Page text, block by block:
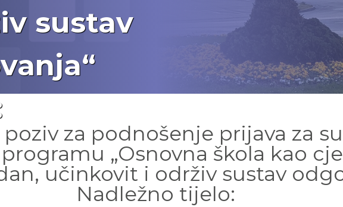
sustav
za podnošenje prijava za
„Osnovna škola kao
učinkovit i održiv sustav
Nadležno tijelo: